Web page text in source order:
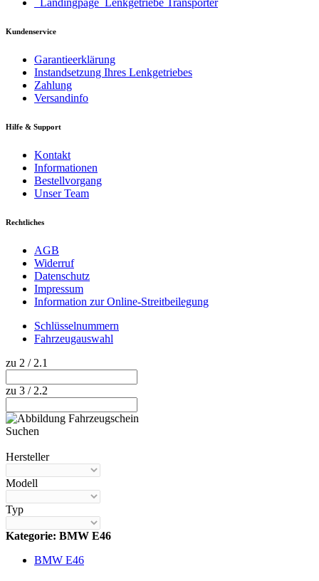
_Landingpage_Lenkgetriebe Transporter
Kundenservice
Garantieerklärung
Instandsetzung Ihres Lenkgetriebes
Zahlung
Versandinfo
Hilfe & Support
Kontakt
Informationen
Bestellvorgang
Unser Team
Rechtliches
AGB
Widerruf
Datenschutz
Impressum
Information zur Online-Streitbeilegung
Schlüsselnummern
Fahrzeugauswahl
zu 2 / 2.1
zu 3 / 2.2
Suchen
Hersteller
Modell
Typ
Kategorie: BMW E46
BMW E46